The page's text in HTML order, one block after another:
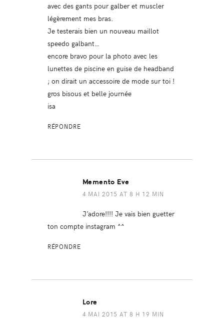
avec des gants pour galber et muscler
légèrement mes bras.
Je testerais bien un nouveau maillot
speedo galbant…
encore bravo pour la photo avec les
lunettes de piscine en guise de headband
; on dirait un accessoire de mode sur toi !
gros bisous et belle journée
isa
RÉPONDRE
Memento Eve
4 MAI 2015 AT 8 H 12 MIN
J’adore!!!! Je vais bien guetter
ton compte instagram ^^
RÉPONDRE
Lore
4 MAI 2015 AT 8 H 19 MIN